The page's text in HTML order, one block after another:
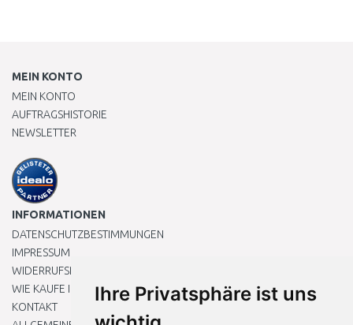
Ihre Privatsphäre ist uns
MEIN KONTO
MEIN KONTO
AUFTRAGSHISTORIE
NEWSLETTER
INFORMATIONEN
DATENSCHUTZBESTIMMUNGEN
IMPRESSUM
WIDERRUFSRECHT
WIE KAUFE ICH EIN?
KONTAKT